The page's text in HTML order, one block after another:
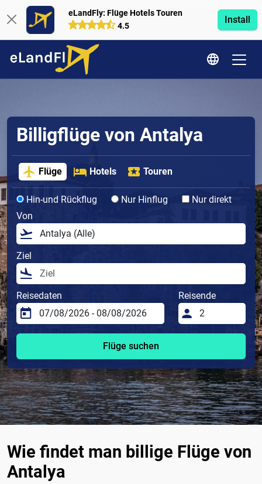
eLandFly: Flüge Hotels Touren
4.5
Install
Billigflüge von Antalya
Flüge Hotels Touren
Hin-und Rückflug Nur Hinflug
Nur direkt
Von
Ziel
Reisedaten Reisende
Flüge suchen
Wie findet man billige Flüge von
Antalya